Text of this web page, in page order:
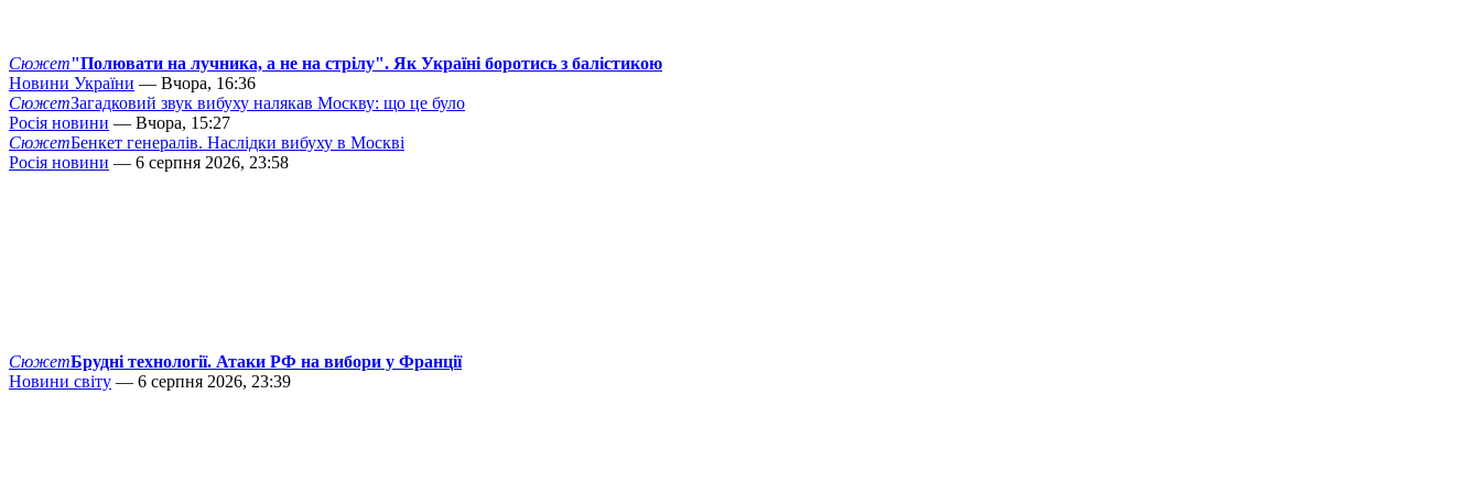
Сюжет"Полювати на лучника, а не на стрілу". Як Україні боротись з балістикою
Новини України — Вчора, 16:36
СюжетЗагадковий звук вибуху налякав Москву: що це було
Росія новини — Вчора, 15:27
СюжетБенкет генералів. Наслідки вибуху в Москві
Росія новини — 6 серпня 2026, 23:58
СюжетБрудні технології. Атаки РФ на вибори у Франції
Новини світу — 6 серпня 2026, 23:39